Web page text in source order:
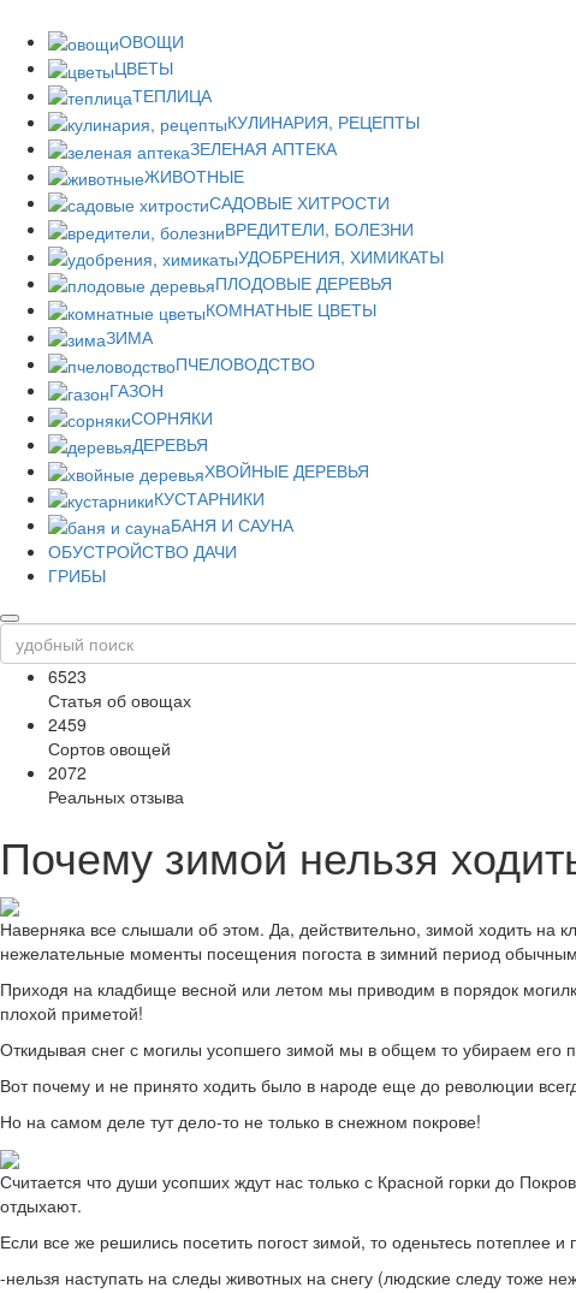
ОВОЩИ
ЦВЕТЫ
ТЕПЛИЦА
КУЛИНАРИЯ, РЕЦЕПТЫ
ЗЕЛЕНАЯ АПТЕКА
ЖИВОТНЫЕ
САДОВЫЕ ХИТРОСТИ
ВРЕДИТЕЛИ, БОЛЕЗНИ
УДОБРЕНИЯ, ХИМИКАТЫ
ПЛОДОВЫЕ ДЕРЕВЬЯ
КОМНАТНЫЕ ЦВЕТЫ
ЗИМА
ПЧЕЛОВОДСТВО
ГАЗОН
СОРНЯКИ
ДЕРЕВЬЯ
ХВОЙНЫЕ ДЕРЕВЬЯ
КУСТАРНИКИ
БАНЯ И САУНА
ОБУСТРОЙСТВО ДАЧИ
ГРИБЫ
6523
Статья об овощах
2459
Сортов овощей
2072
Реальных отзыва
Почему зимой нельзя
Наверняка все слышали об этом. Да, действительно, зимой ходить на
нежелательные моменты посещения погоста в зимний период
Приходя на кладбище весной или летом мы приводим в порядок
плохой приметой!
Откидывая снег с могилы усопшего зимой мы в общем то убираем его
Вот почему и не принято ходить было в народе еще до революции
Но на самом деле тут дело-то не только в снежном покрове!
Считается что души усопших ждут нас только с Красной горки до
отдыхают.
Если все же решились посетить погост зимой, то оденьтесь потеплее
-нельзя наступать на следы животных на снегу (людские следу тоже